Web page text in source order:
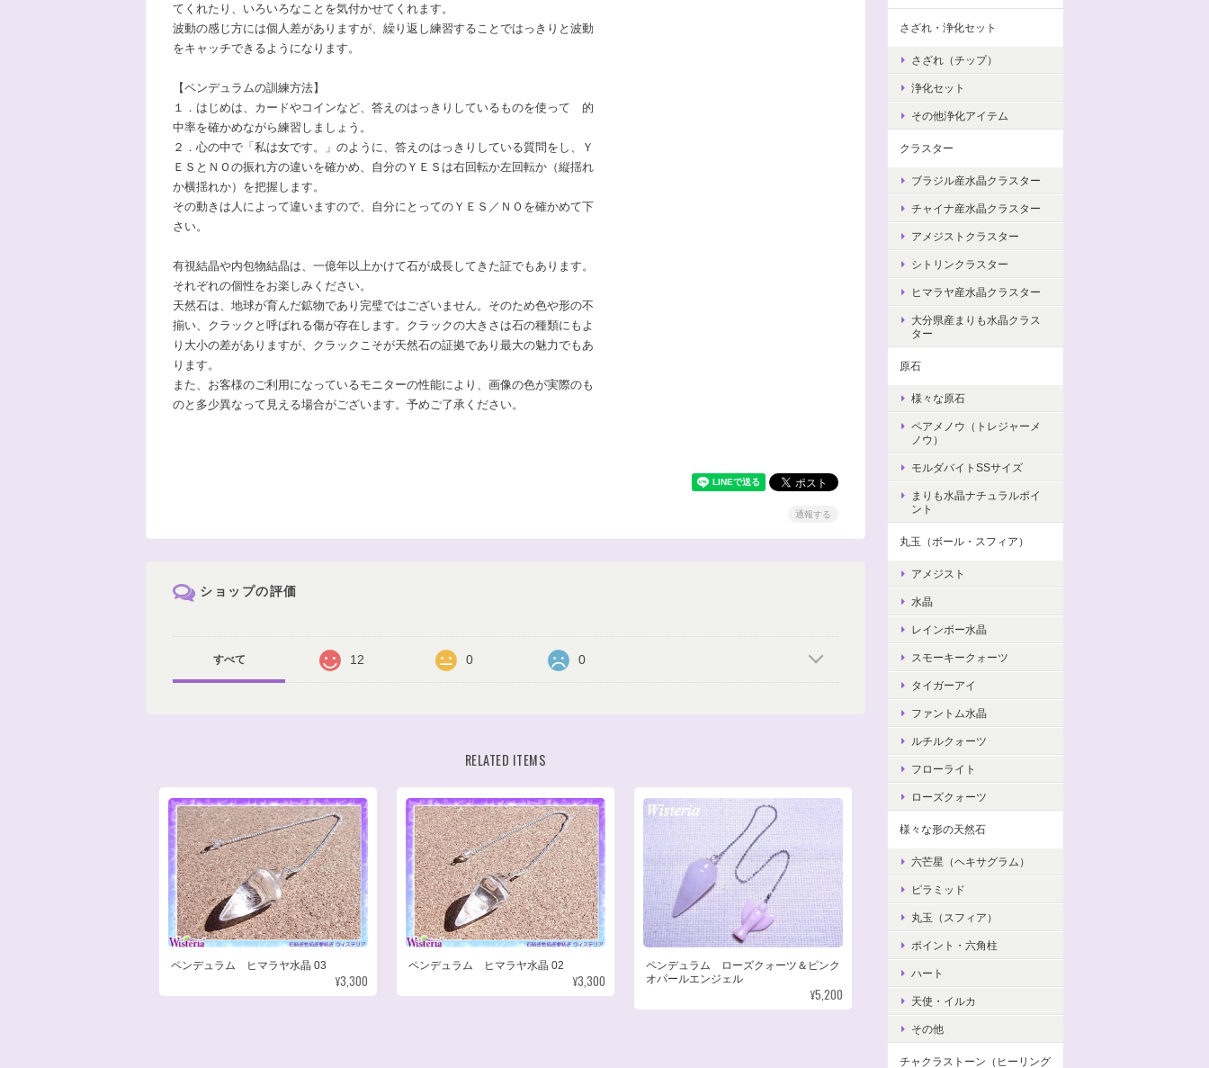
てくれたり、いろいろなことを気付かせてくれます。
波動の感じ方には個人差がありますが、繰り返し練習することではっきりと波動
をキャッチできるようになります。
【ペンデュラムの訓練方法】
１．はじめは、カードやコインなど、答えのはっきりしているものを使って 的
中率を確かめながら練習しましょう。
２．心の中で「私は女です。」のように、答えのはっきりしている質問をし、Ｙ
ＥＳとＮＯの振れ方の違いを確かめ、自分のＹＥＳは右回転か左回転か（縦揺れ
か横揺れか）を把握します。
その動きは人によって違いますので、自分にとってのＹＥＳ／ＮＯを確かめて下
さい。
有視結晶や内包物結晶は、一億年以上かけて石が成長してきた証でもあります。
それぞれの個性をお楽しみください。
天然石は、地球が育んだ鉱物であり完璧ではございません。そのため色や形の不
揃い、クラックと呼ばれる傷が存在します。クラックの大きさは石の種類にもよ
り大小の差がありますが、クラックこそが天然石の証拠であり最大の魅力でもあ
ります。
また、お客様のご利用になっているモニターの性能により、画像の色が実際のも
のと多少異なって見える場合がございます。予めご了承ください。
通報する
ショップの評価
すべて 12 0 0
RELATED ITEMS
ペンデュラム ヒマラヤ水晶 03
¥3,300
ペンデュラム ヒマラヤ水晶 02
¥3,300
ペンデュラム ローズクォーツ＆ピンク
オパールエンジェル
¥5,200
さざれ・浄化セット
さざれ（チップ）
浄化セット
その他浄化アイテム
クラスター
ブラジル産水晶クラスター
チャイナ産水晶クラスター
アメジストクラスター
シトリンクラスター
ヒマラヤ産水晶クラスター
大分県産まりも水晶クラス
ター
原石
様々な原石
ペアメノウ（トレジャーメ
ノウ）
モルダバイトSSサイズ
まりも水晶ナチュラルポイ
ント
丸玉（ボール・スフィア）
アメジスト
水晶
レインボー水晶
スモーキークォーツ
タイガーアイ
ファントム水晶
ルチルクォーツ
フローライト
ローズクォーツ
様々な形の天然石
六芒星（ヘキサグラム）
ピラミッド
丸玉（スフィア）
ポイント・六角柱
ハート
天使・イルカ
その他
チャクラストーン（ヒーリング